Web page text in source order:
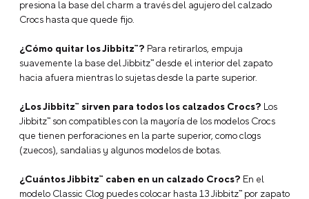
Modelo: W Tiny Friendship Letter
Tipo: Letras
Licencia: No Aplica
Tipo de empaque: Unitario
Base: 1x Resin
Descripción
Preguntas Frecuentes